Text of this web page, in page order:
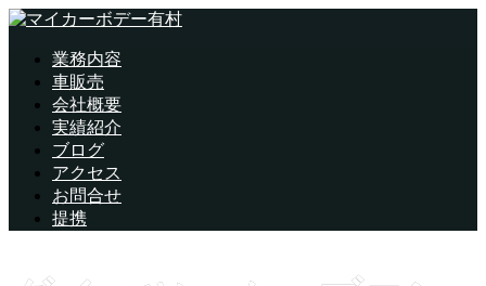
業務内容
車販売
会社概要
実績紹介
ブログ
アクセス
お問合せ
提携